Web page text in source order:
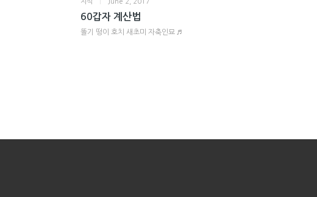
지식 June 2, 2017
60갑자 계산법
똘기 떵이 호치 새초미 자축인묘 ♬